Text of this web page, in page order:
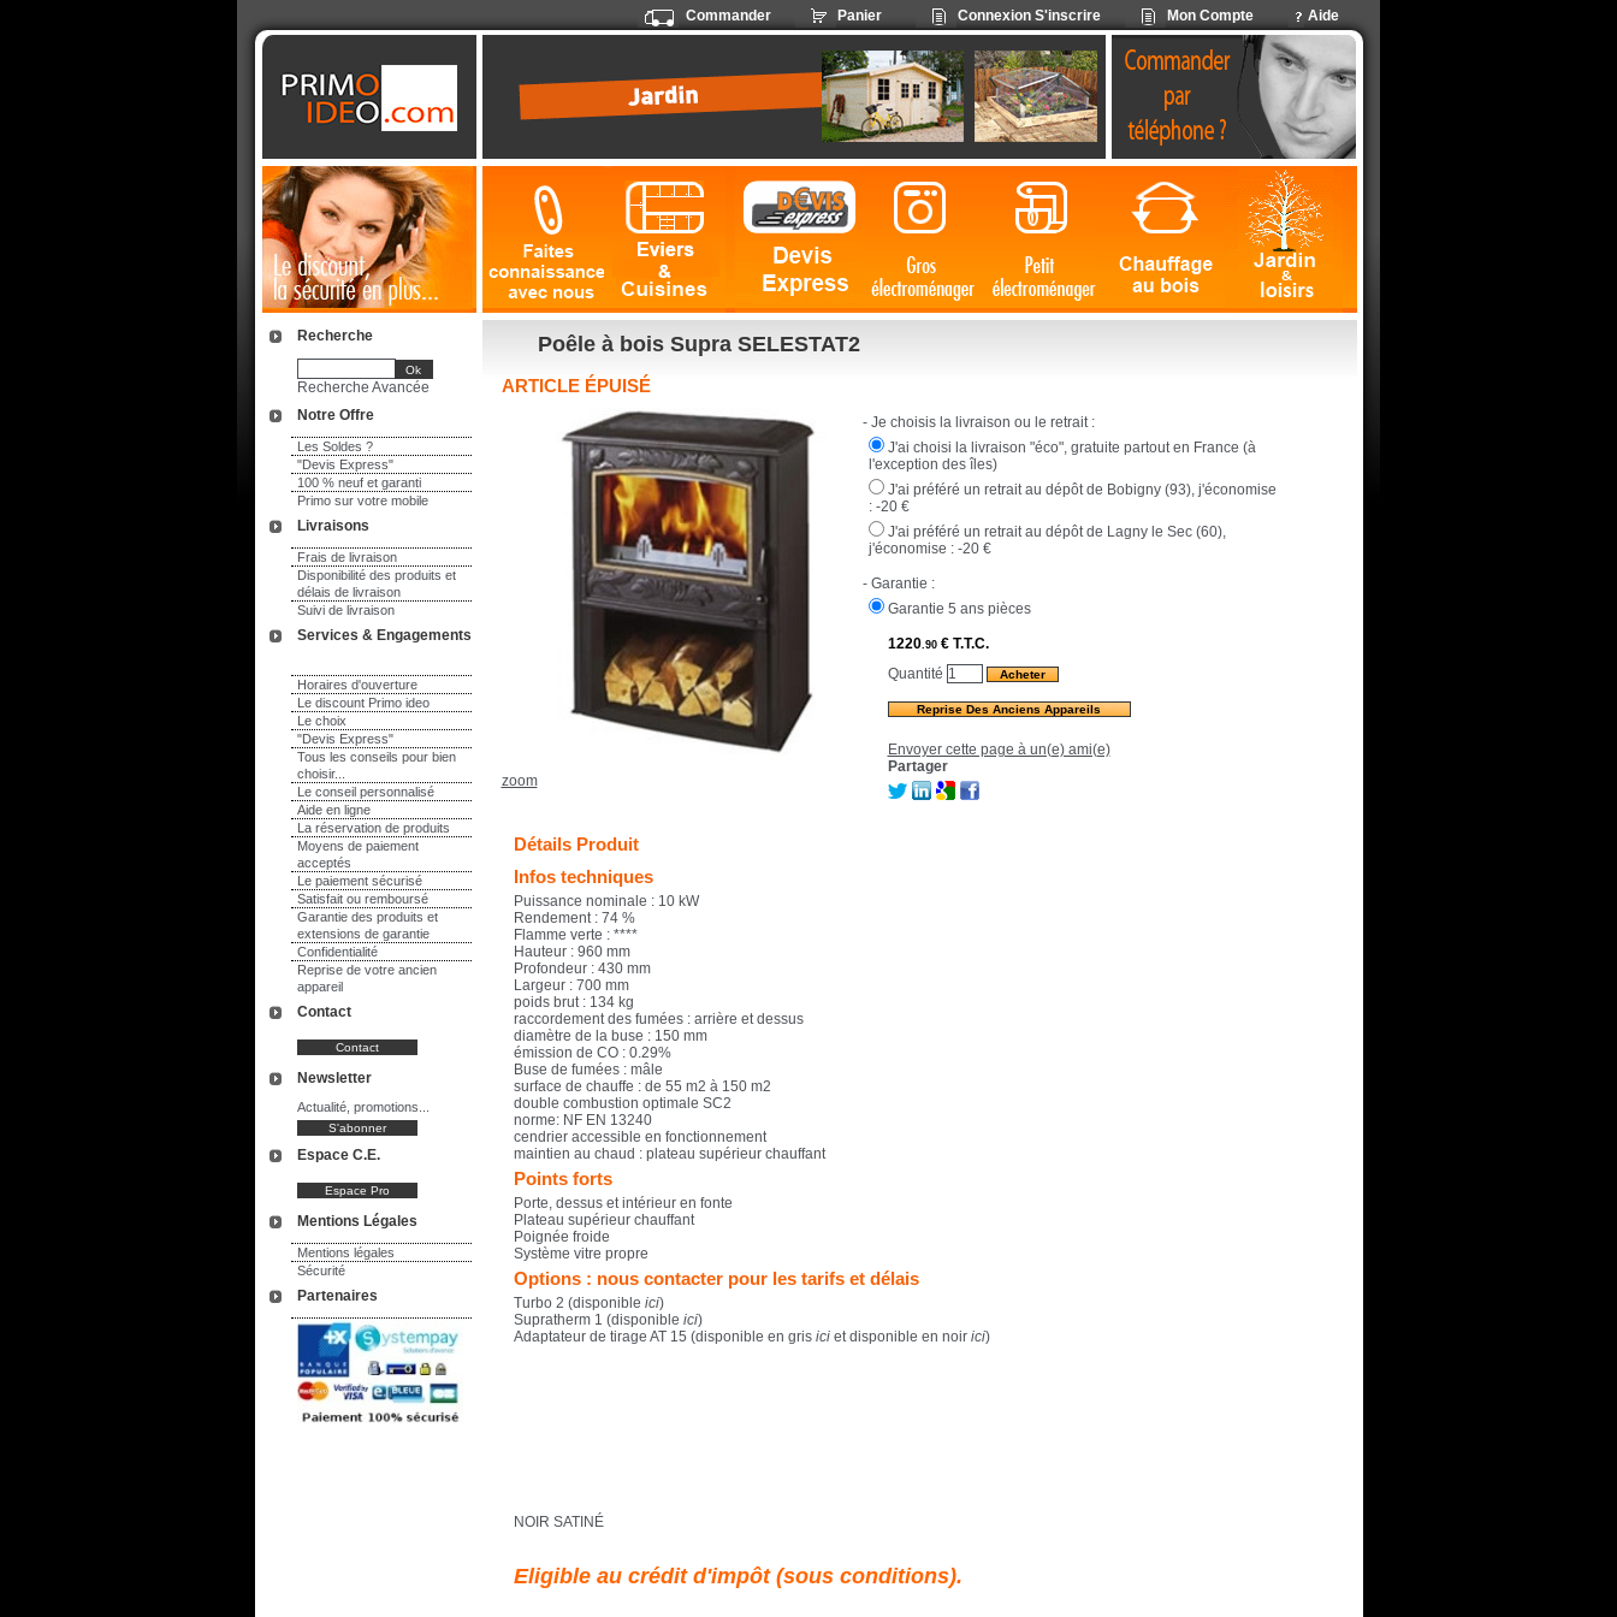
Aide
Mon Compte
Connexion S'inscrire
Panier
Commander
Notre Offre
Les Soldes ?
"Devis Express"
100 % neuf et garanti
Primo sur votre mobile
Livraisons
Frais de livraison
Disponibilité des produits et
délais de livraison
Suivi de livraison
Services & Engagements
Horaires d'ouverture
Le discount Primo ideo
Le choix
"Devis Express"
Tous les conseils pour bien
choisir...
Le conseil personnalisé
Aide en ligne
La réservation de produits
Moyens de paiement
acceptés
Le paiement sécurisé
Satisfait ou remboursé
Garantie des produits et
extensions de garantie
Confidentialité
Reprise de votre ancien
appareil
Recherche
Recherche Avancée
Contact
Newsletter
Actualité, promotions...
Espace C.E.
Mentions Légales
Mentions légales
Sécurité
Partenaires
Poêle à bois Supra SELESTAT2
ARTICLE ÉPUISÉ
zoom
- Je choisis la livraison ou le retrait :
J'ai choisi la livraison "éco", gratuite partout en France (à
l'exception des îles)
J'ai préféré un retrait au dépôt de Bobigny (93), j'économise
:-20 €
J'ai préféré un retrait au dépôt de Lagny le Sec (60),
j'économise :-20 €
- Garantie :
Garantie 5 ans pièces
1220.90€ T.T.C.
Quantité
Reprise Des Anciens Appareils
Envoyer cette page à un(e) ami(e)
Partager
Détails Produit
Infos techniques
Puissance nominale : 10 kW
Rendement : 74 %
Flamme verte : ****
Hauteur : 960 mm
Profondeur : 430 mm
Largeur : 700 mm
poids brut : 134 kg
raccordement des fumées : arrière et dessus
diamètre de la buse : 150 mm
émission de CO : 0.29%
Buse de fumées : mâle
surface de chauffe : de 55 m2 à 150 m2
double combustion optimale SC2
norme: NF EN 13240
cendrier accessible en fonctionnement
maintien au chaud : plateau supérieur chauffant
Points forts
Porte, dessus et intérieur en fonte
Plateau supérieur chauffant
Poignée froide
Système vitre propre
Options : nous contacter pour les tarifs et délais
Turbo 2 (disponible ici)
Supratherm 1 (disponible ici)
Adaptateur de tirage AT 15 (disponible en gris iciet disponible en noir ici)
NOIR SATINÉ
Eligible au crédit d'impôt (sous conditions).